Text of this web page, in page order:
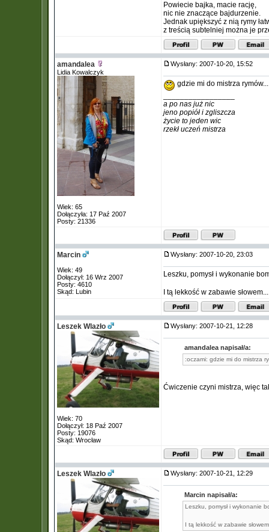
Powiecie bajka, macie rację,
nic nie znaczące bajdurzenie.
Jednak upiększyć z nią rymy
z treścią subtelniej można je
amandalea
Lidia Kowalczyk
Wiek: 65
Dołączyła: 17 Paź 2007
Posty: 21336
Wysłany: 2007-10-20, 15:52
gdzie mi do mistrza rymów...
a po nas już nic
jeno popiół i zgliszcza
życie to jeden wic
rzekł uczeń mistrza
Marcin
Wiek: 49
Dołączył: 16 Wrz 2007
Posty: 4610
Skąd: Lubin
Wysłany: 2007-10-20, 23:03
Leszku, pomysł i wykonanie
I tą lekkość w zabawie
Leszek Wlazło
Wiek: 70
Dołączył: 18 Paź 2007
Posty: 19076
Skąd: Wrocław
Wysłany: 2007-10-21, 12:28
amandalea napisał/a:
:oczami: gdzie mi do mistrza
Ćwiczenie czyni mistrza, więc
Leszek Wlazło Wysłany: 2007-10-21, 12:29
Marcin napisał/a:
Leszku, pomysł i wykonanie
I tą lekkość w zabawie